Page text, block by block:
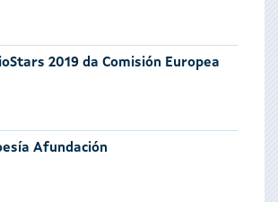
2019 da Comisión Europea
Afundación